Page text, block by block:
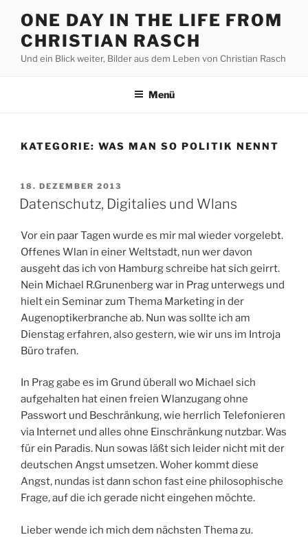
Inhalt
springen
ONE DAY IN THE LIFE FROM
CHRISTIAN RASCH
Und ein Blick weiter, Bilder aus dem Leben von Christian Rasch
Menü
KATEGORIE: WAS MAN SO POLITIK NENNT
VERÖFFENTLICHT
AM
18. DEZEMBER 2013
Datenschutz, Digitalies und Wlans
Vor ein paar Tagen wurde es mir mal wieder vorgelebt.
Offenes Wlan in einer Weltstadt, nun wer davon
ausgeht das ich von Hamburg schreibe hat sich geirrt.
Nein Michael R.Grunenberg war in Prag unterwegs und
hielt ein Seminar zum Thema Marketing in der
Augenoptikerbranche ab. Nun was sollte ich am
Dienstag erfahren, also gestern, wie wir uns im Introja
Büro trafen.
In Prag gabe es im Grund überall wo Michael sich
aufgehalten hat einen freien Wlanzugang ohne
Passwort und Beschränkung, wie herrlich Telefonieren
via Internet und alles ohne Einschränkung nutzbar. Was
für ein Paradis. Nun sowas läßt sich leider nicht mit der
deutschen Angst umsetzen. Woher kommt diese
Angst, nundas ist dann schon fast eine philosophische
Frage, auf die ich gerade nicht eingehen möchte.
Lieber wende ich mich dem nächsten Thema zu.